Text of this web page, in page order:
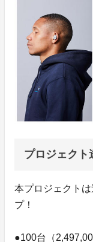
プロジェクト
本プロジェクト
プ！
●100台（